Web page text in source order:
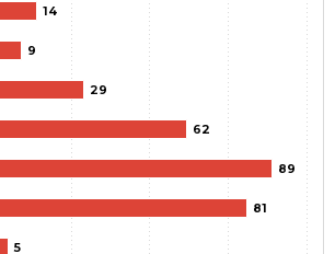
14
9
29
62
89
81
5